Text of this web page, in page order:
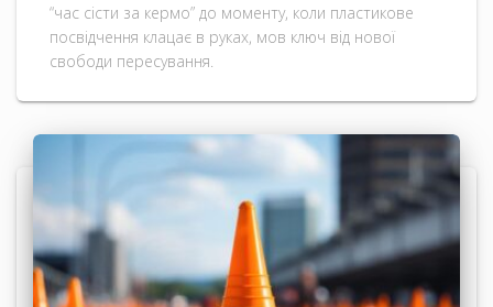
“час сісти за кермо” до моменту, коли пластикове
посвідчення клацає в руках, мов ключ від нової
свободи пересування.